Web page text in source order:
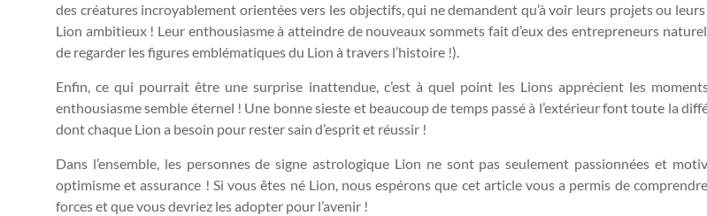
des créatures incroyablement orientées vers les objectifs, qui ne demandent qu’à voir leurs projets ou
Lion ambitieux ! Leur enthousiasme à atteindre de nouveaux sommets fait d’eux des entrepreneurs
de regarder les figures emblématiques du Lion à travers l’histoire !).
Enfin, ce qui pourrait être une surprise inattendue, c’est à quel point les Lions apprécient les
enthousiasme semble éternel ! Une bonne sieste et beaucoup de temps passé à l’extérieur font toute la
dont chaque Lion a besoin pour rester sain d’esprit et réussir !
Dans l’ensemble, les personnes de signe astrologique Lion ne sont pas seulement passionnées et
optimisme et assurance ! Si vous êtes né Lion, nous espérons que cet article vous a permis de
forces et que vous devriez les adopter pour l’avenir !